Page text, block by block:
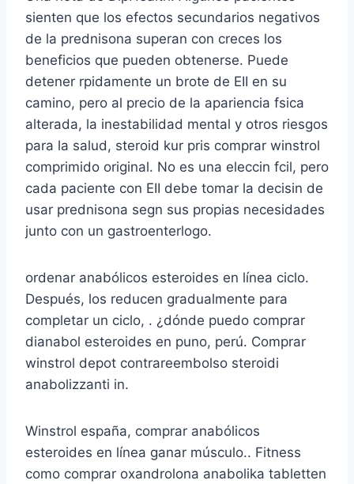
sienten que los efectos secundarios negativos
de la prednisona superan con creces los
beneficios que pueden obtenerse. Puede
detener rpidamente un brote de EII en su
camino, pero al precio de la apariencia fsica
alterada, la inestabilidad mental y otros riesgos
para la salud, steroid kur pris comprar winstrol
comprimido original. No es una eleccin fcil, pero
cada paciente con EII debe tomar la decisin de
usar prednisona segn sus propias necesidades
junto con un gastroenterlogo.
ordenar anabólicos esteroides en línea ciclo.
Después, los reducen gradualmente para
completar un ciclo, . ¿dónde puedo comprar
dianabol esteroides en puno, perú. Comprar
winstrol depot contrareembolso steroidi
anabolizzanti in.
Winstrol españa, comprar anabólicos
esteroides en línea ganar músculo.. Fitness
como comprar oxandrolona anabolika tabletten